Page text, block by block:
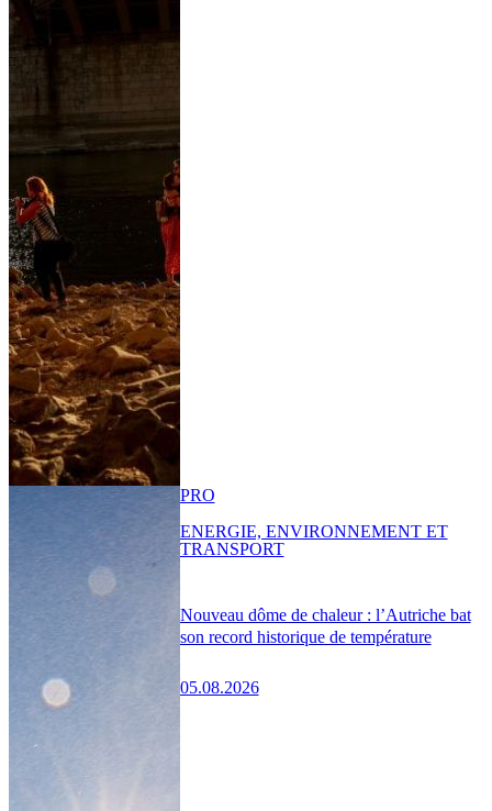
Nouveau dôme de chaleur : l’Autriche bat
son record historique de température
05.08.2026
PRO
ENERGIE, ENVIRONNEMENT ET
TRANSPORT